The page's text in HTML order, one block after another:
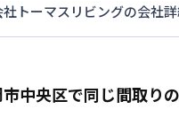
トーマスリビングの会社
中央区で同じ間取り